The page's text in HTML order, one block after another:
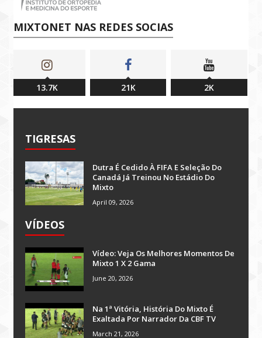
MIXTONET NAS REDES SOCIAS
13.7K 21K 2K
TIGRESAS
Dutra É Cedido À FIFA E Seleção Do
Canadá Já Treinou No Estádio Do
Mixto
April 09, 2026
VÍDEOS
Vídeo: Veja Os Melhores Momentos De
Mixto 1 X 2 Gama
June 20, 2026
Na 1ª Vitória, História Do Mixto É
Exaltada Por Narrador Da CBF TV
March 21, 2026